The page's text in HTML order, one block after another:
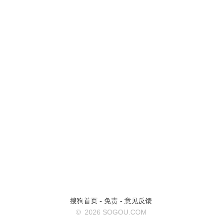
搜狗首页 - 免责 - 意见反馈
© 2026 SOGOU.COM